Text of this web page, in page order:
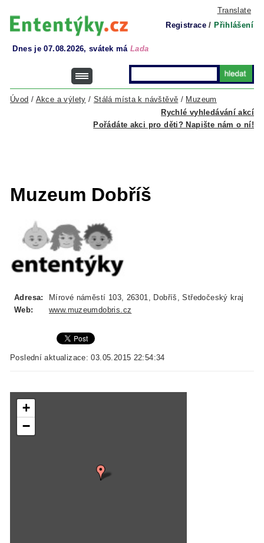
Translate
Registrace / Přihlášení
Dnes je 07.08.2026, svátek má Lada
Rychlé vyhledávání akcí
Úvod / Akce a výlety / Stálá místa k návštěvě / Muzeum
Pořádáte akci pro děti? Napište nám o ní!
Muzeum Dobříš
Adresa:
Mírové náměstí 103, 26301, Dobříš, Středočeský kraj
Web:
www.muzeumdobris.cz
Poslední aktualizace: 03.05.2015 22:54:34
+
−